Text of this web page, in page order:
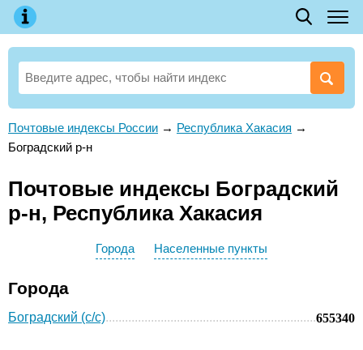
Почтовые индексы России → Республика Хакасия →
Боградский р-н
Почтовые индексы Боградский
р-н, Республика Хакасия
Города Населенные пункты
Города
Боградский (с/с) 655340